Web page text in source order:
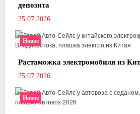
депозита
25.07.2026
Новое
Растаможка электромобиля из
25.07.2026
Новое